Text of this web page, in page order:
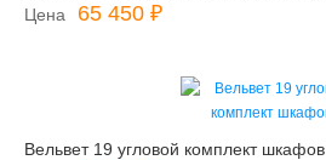
Цена
65 450 ₽
Вельвет 19 угловой комплект шкафов